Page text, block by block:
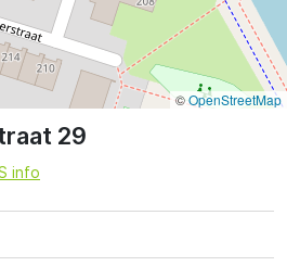
29
info
©OpenStreetMap